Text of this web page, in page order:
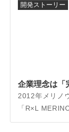
開発ストーリー
企業理念は「
2012年メリノ
「R×L